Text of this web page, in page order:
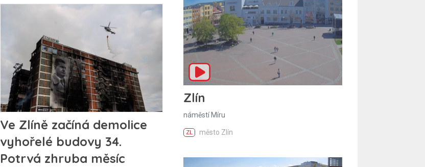
Ve Zlíně začíná demolice
vyhořelé budovy 34.
Potrvá zhruba měsíc
Zlín
náměstí Míru
ZL město Zlín